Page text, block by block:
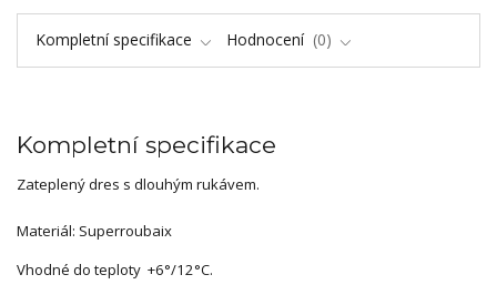
Kompletní specifikace Hodnocení 0
Kompletní specifikace
Zateplený dres s dlouhým rukávem.
Materiál: Superroubaix
Vhodné do teploty +6°/12°C.